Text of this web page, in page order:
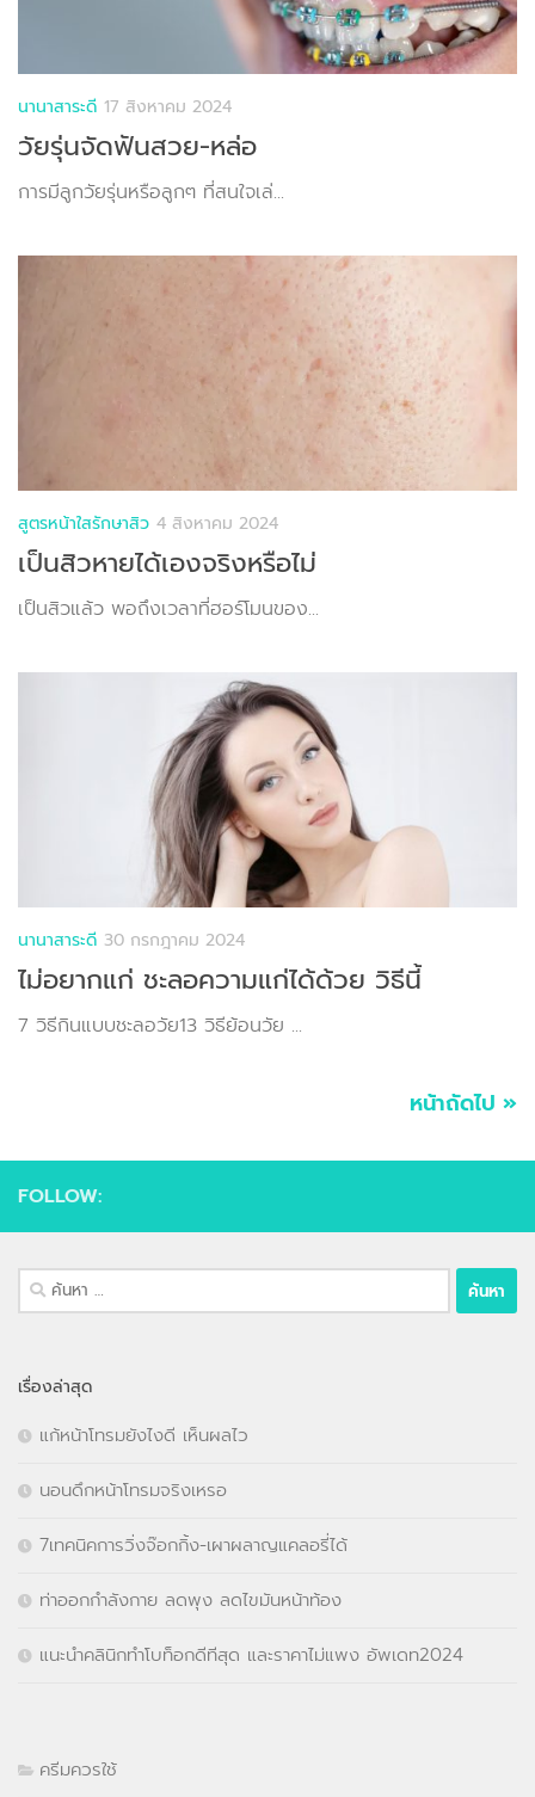
นานาสาระดี 17 สิงหาคม 2024
วัยรุ่นจัดฟันสวย-หล่อ
การมีลูกวัยรุ่นหรือลูกๆ ที่สนใจเล่...
สูตรหน้าใสรักษาสิว 4 สิงหาคม 2024
เป็นสิวหายได้เองจริงหรือไม่
เป็นสิวแล้ว พอถึงเวลาที่ฮอร์โมนของ...
นานาสาระดี 30 กรกฎาคม 2024
ไม่อยากแก่ ชะลอความแก่ได้ด้วย วิธีนี้
7 วิธีกินแบบชะลอวัย13 วิธีย้อนวัย ...
หน้าถัดไป »
FOLLOW:
ค้นหา
สำหรับ:
เรื่องล่าสุด
แก้หน้าโทรมยังไงดี เห็นผลไว
นอนดึกหน้าโทรมจริงเหรอ
7เทคนิคการวิ่งจ๊อกกิ้ง-เผาผลาญแคลอรี่ได้
ท่าออกกำลังกาย ลดพุง ลดไขมันหน้าท้อง
แนะนำคลินิกทำโบท็อกดีทีสุด และราคาไม่แพง อัพเดท2024
ครีมควรใช้